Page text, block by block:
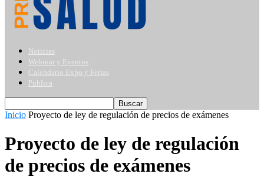
Noticias
Webinar y Eventos
Calendario Expo y Ferias
Publica
Inicio Proyecto de ley de regulación de precios de exámenes
Proyecto de ley de regulación
de precios de exámenes